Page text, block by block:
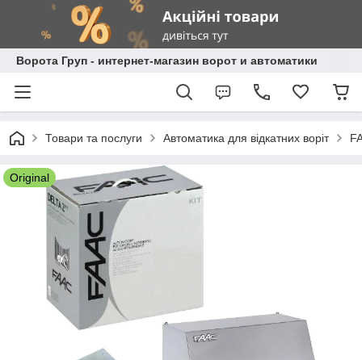
Ворота Груп - интернет-магазин ворот и автоматики
Товари та послуги Автоматика для відкатних воріт
Original